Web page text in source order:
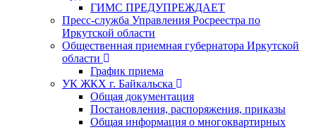
ГИМС ПРЕДУПРЕЖДАЕТ
Пресс-служба Управления Росреестра по
Иркутской области
Общественная приемная губернатора Иркутской
области
График приема
УК ЖКХ г. Байкальска
Общая документация
Постановления, распоряжения, приказы
Общая информация о многоквартирных